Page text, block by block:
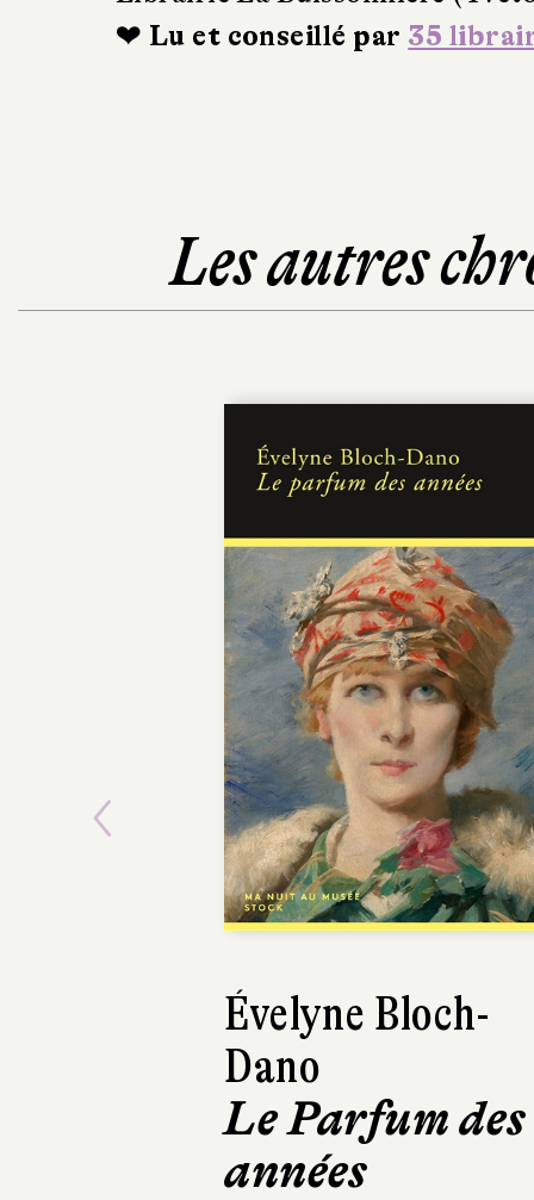
❤ Lu et conseillé par 35
Les autres
Évelyne Bloch-
Dano
Le Parfum des
années
Thibault
Alter Ego
JC Lattès
206 pages, 20 €
Previous